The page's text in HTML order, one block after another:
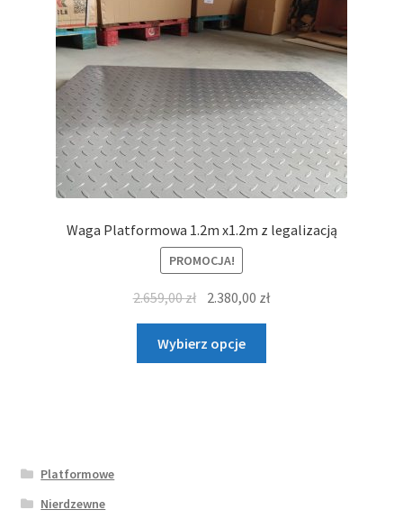
Waga Platformowa 1.2m x1.2m z legalizacją
PROMOCJA!
2.659,00zł Pierwotna
wynosiła:
2.659,00 zł.
2.380,00 złAktualna
Wybierz opcje
Platformowe
Nierdzewne